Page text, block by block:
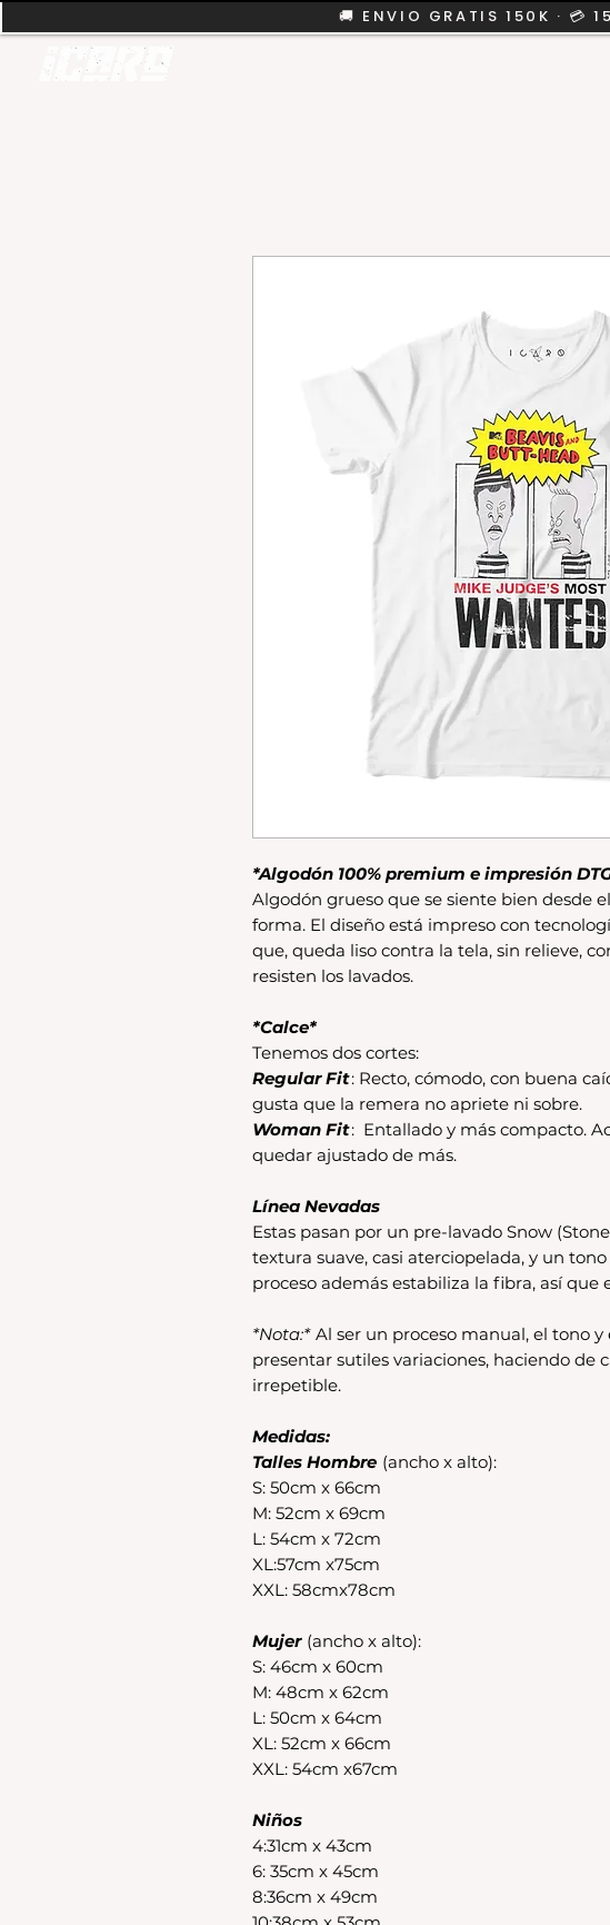
🚚 ENVIO GRATIS 150K · 💳
*Algodón 100% premium e impresión
Algodón grueso que se siente bien desde
forma. El diseño está impreso con
que, queda liso contra la tela, sin relieve,
resisten los lavados.
*Calce*
Tenemos dos cortes:
Regular Fit: Recto, cómodo, con buena
gusta que la remera no apriete ni sobre.
Woman Fit: Entallado y más compacto.
quedar ajustado de más.
Línea Nevadas
Estas pasan por un pre-lavado Snow
textura suave, casi aterciopelada, y un
proceso además estabiliza la fibra, así que
*Nota:* Al ser un proceso manual, el tono
presentar sutiles variaciones, haciendo de
irrepetible.
Medidas:
Talles Hombre (ancho x alto):
S: 50cm x 66cm
M: 52cm x 69cm
L: 54cm x 72cm
XL:57cm x75cm
XXL: 58cmx78cm
Mujer (ancho x alto):
S: 46cm x 60cm
M: 48cm x 62cm
L: 50cm x 64cm
XL: 52cm x 66cm
XXL: 54cm x67cm
Niños
4:31cm x 43cm
6: 35cm x 45cm
8:36cm x 49cm